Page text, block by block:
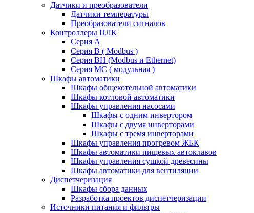
Датчики и преобразователи
Датчики температуры
Преобразователи сигналов
Контроллеры ПЛК
Серия A
Серия В ( Modbus )
Серия BH (Modbus и Ethernet)
Серия MC ( модульная )
Шкафы автоматики
Шкафы общекотельной автоматики
Шкафы котловой автоматики
Шкафы управления насосами
Шкафы с одним инвертором
Шкафы с двумя инверторами
Шкафы с тремя инверторами
Шкафы управления прогревом ЖБК
Шкафы автоматики пищевых автоклавов
Шкафы управления сушкой древесины
Шкафы автоматики для вентиляции
Диспетчеризация
Шкафы сбора данных
Разработка проектов диспетчеризации
Источники питания и фильтры